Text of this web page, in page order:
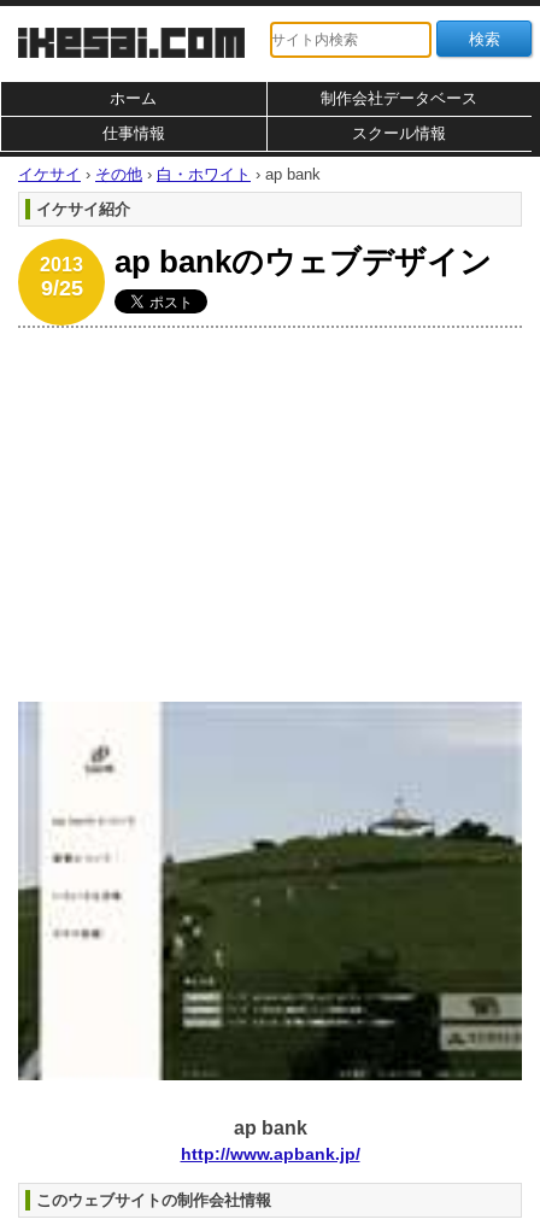
ホーム
制作会社データベース
仕事情報
スクール情報
イケサイ › その他 › 白・ホワイト › ap bank
イケサイ紹介
2013
9/25
ap bankのウェブデザイン
ap bank
http://www.apbank.jp/
このウェブサイトの制作会社情報